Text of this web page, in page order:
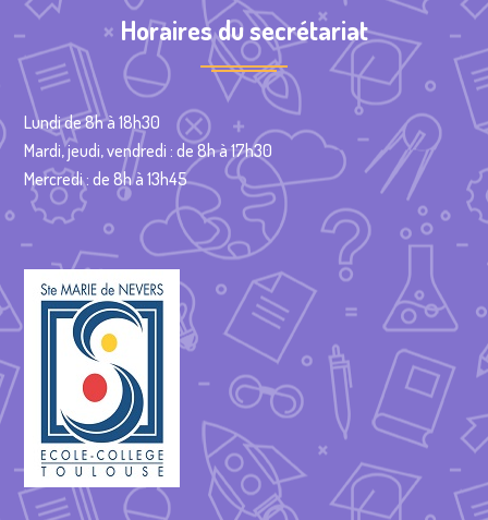
Horaires du secrétariat
Lundi de 8h à 18h30
Mardi, jeudi, vendredi : de 8h à 17h30
Mercredi : de 8h à 13h45